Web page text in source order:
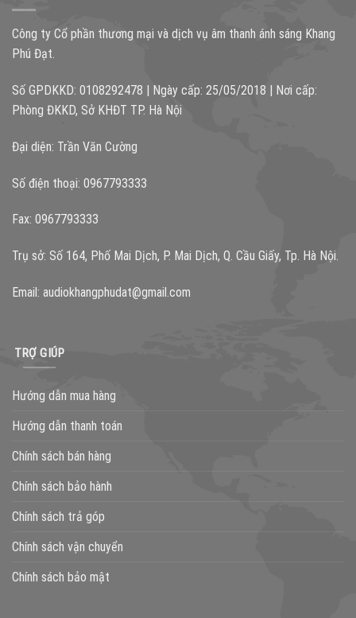
Công ty Cổ phần thương mại và dịch vụ âm thanh ánh sáng Khang
Phú Đạt.
Số GPDKKD: 0108292478 | Ngày cấp: 25/05/2018 | Nơi cấp:
Phòng ĐKKD, Sở KHĐT TP. Hà Nội
Đại diện: Trần Văn Cường
Số điện thoại: 0967793333
Fax: 0967793333
Trụ sở: Số 164, Phố Mai Dịch, P. Mai Dịch, Q. Cầu Giấy, Tp. Hà Nội.
Email: audiokhangphudat@gmail.com
TRỢ GIÚP
Hướng dẫn mua hàng
Hướng dẫn thanh toán
Chính sách bán hàng
Chính sách bảo hành
Chính sách trả góp
Chính sách vận chuyển
Chính sách bảo mật